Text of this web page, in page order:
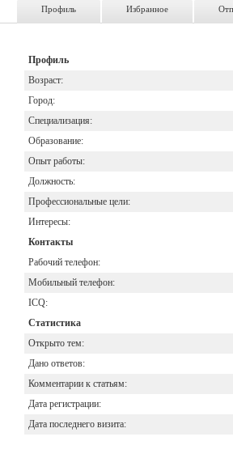
Профиль Избранное
Профиль
Возраст:
Город:
Специализация:
Образование:
Опыт работы:
Должность:
Профессиональные цели:
Интересы:
Контакты
Рабочий телефон:
Мобильный телефон:
ICQ:
Статистика
Открыто тем:
Дано ответов:
Комментарии к статьям:
Дата регистрации:
Дата последнего визита: